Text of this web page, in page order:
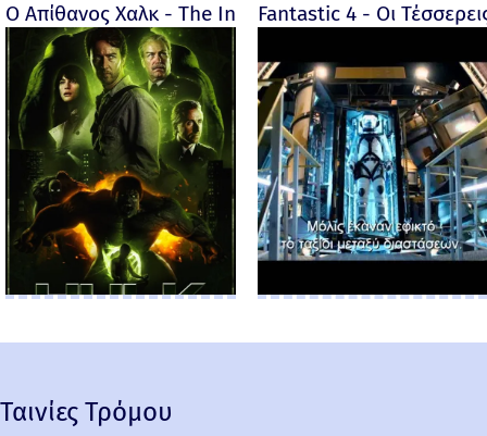
Ο Απίθανος Χαλκ - The Incredible Hulk - 2008
Fantastic 4 - Οι
Ταινίες Τρόμου